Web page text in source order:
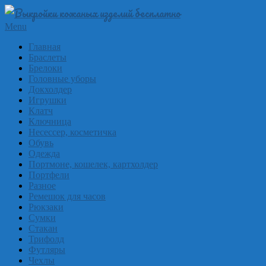
Skip
content
Выкройки
кожи
бесплатно
Skinpat
Primary
Menu
Menu
Главная
Браслеты
Брелоки
Головные уборы
Докхолдер
Игрушки
Клатч
Ключница
Несессер, косметичка
Обувь
Одежда
Портмоне, кошелек, картхолдер
Портфели
Разное
Ремешок для часов
Рюкзаки
Сумки
Стакан
Трифолд
Футляры
Чехлы